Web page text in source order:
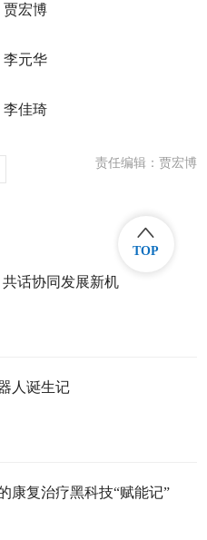
贾宏博
李元华
李佳琦
责任编辑：贾宏博
话协同发展新机
人诞生记
康复治疗黑科技“赋能记”
TOP